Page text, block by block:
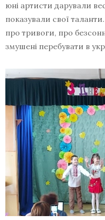
юні артисти дарували
показували свої
про тривоги, про
змушені перебувати в